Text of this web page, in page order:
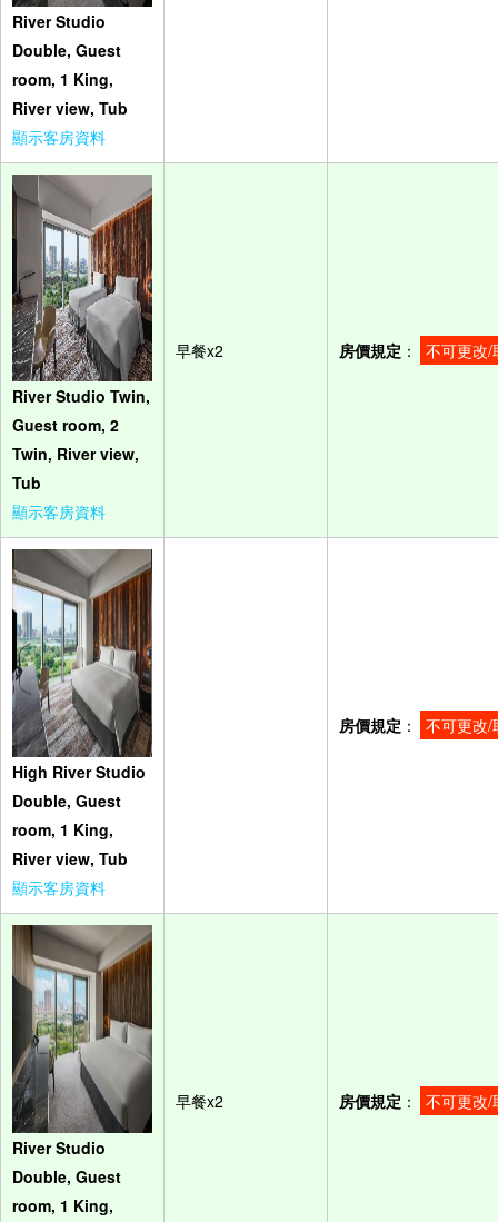
River Studio
Double, Guest
room, 1 King,
River view, Tub
顯示客房資料
River Studio Twin,
Guest room, 2
Twin, River view,
Tub
顯示客房資料
早餐x2 房價規定 ： 不可更改/
High River Studio
Double, Guest
room, 1 King,
River view, Tub
顯示客房資料
房價規定 ： 不可更改/
River Studio
Double, Guest
room, 1 King,
早餐x2 房價規定 ： 不可更改/